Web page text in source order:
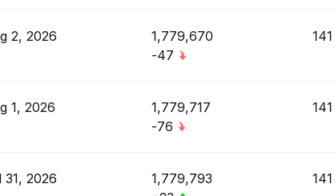
2, 2026
1,779,670
-47
141
1, 2026
1,779,717
-76
141
31, 2026
1,779,793
141